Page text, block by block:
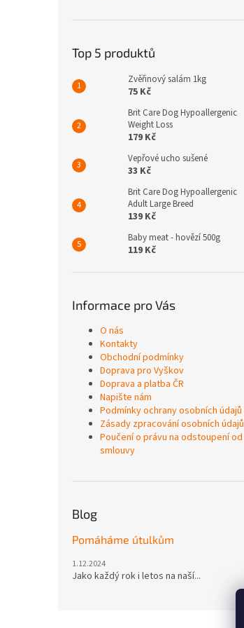
Top 5 produktů
Zvěřinový salám 1kg
75 Kč
Brit Care Dog Hypoallergenic
Weight Loss
179 Kč
Vepřové ucho sušené
33 Kč
Brit Care Dog Hypoallergenic
Adult Large Breed
139 Kč
Baby meat - hovězí 500g
119 Kč
Informace pro Vás
O nás
Kontakty
Obchodní podmínky
Doprava pro Vyškov
Doprava a platba ČR
Napište nám
Podmínky ochrany osobních údajů
Zásady zpracování osobních údajů
Poučení o právu na odstoupení od
smlouvy
Blog
Pomáháme útulkům
1.12.2024
Jako každý rok i letos na naší...